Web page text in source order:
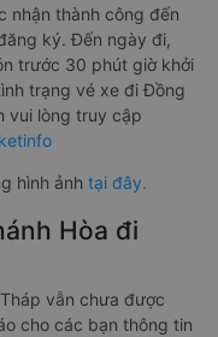
nhận thành công đến
ký. Đến ngày đi,
trước 30 phút giờ khởi
trạng vé xe đi Đồng
vui lòng truy cập
hình ảnh tại đây.
Hòa đi
vẫn chưa được
cho các bạn thông tin